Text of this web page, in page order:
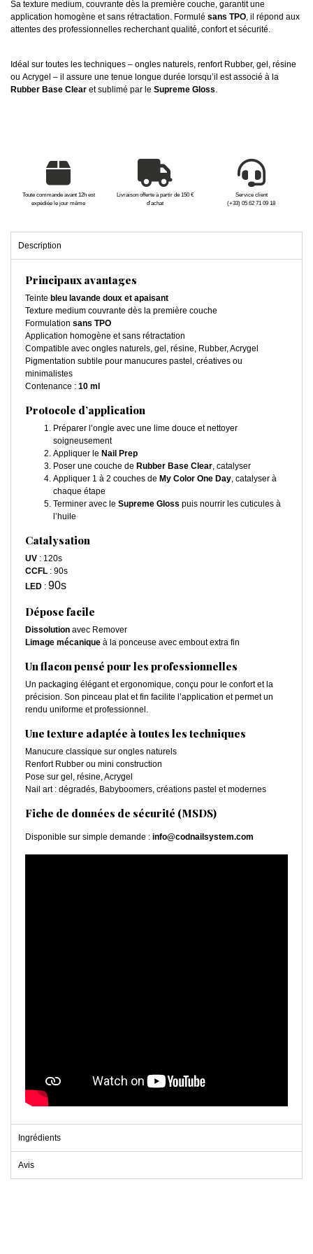
Sa texture medium, couvrante dès la première couche, garantit une
application homogène et sans rétractation. Formulé sans TPO, il répond aux
attentes des professionnelles recherchant qualité, confort et sécurité.
Idéal sur toutes les techniques – ongles naturels, renfort Rubber, gel, résine
ou Acrygel – il assure une tenue longue durée lorsqu’il est associé à la
Rubber Base Clear et sublimé par le Supreme Gloss.
Toute commande avant 12h est
expédiée le jour même
Livraison offerte à partir de 150 €
d'achat
Service client
(+33) 05 62 71 09 18
Description
Principaux avantages
Teinte bleu lavande doux et apaisant
Texture medium couvrante dès la première couche
Formulation sans TPO
Application homogène et sans rétractation
Compatible avec ongles naturels, gel, résine, Rubber, Acrygel
Pigmentation subtile pour manucures pastel, créatives ou
minimalistes
Contenance : 10 ml
Protocole d’application
Préparer l’ongle avec une lime douce et nettoyer
soigneusement
Appliquer le Nail Prep
Poser une couche de Rubber Base Clear, catalyser
Appliquer 1 à 2 couches de My Color One Day, catalyser à
chaque étape
Terminer avec le Supreme Gloss puis nourrir les cuticules à
l’huile
Catalysation
UV : 120s
CCFL : 90s
LED : 90s
Dépose facile
Dissolution avec Remover
Limage mécanique à la ponceuse avec embout extra fin
Un flacon pensé pour les professionnelles
Un packaging élégant et ergonomique, conçu pour le confort et la
précision. Son pinceau plat et fin facilite l’application et permet un
rendu uniforme et professionnel.
Une texture adaptée à toutes les techniques
Manucure classique sur ongles naturels
Renfort Rubber ou mini construction
Pose sur gel, résine, Acrygel
Nail art : dégradés, Babyboomers, créations pastel et modernes
Fiche de données de sécurité (MSDS)
Disponible sur simple demande : info@codnailsystem.com
Ingrédients
Avis